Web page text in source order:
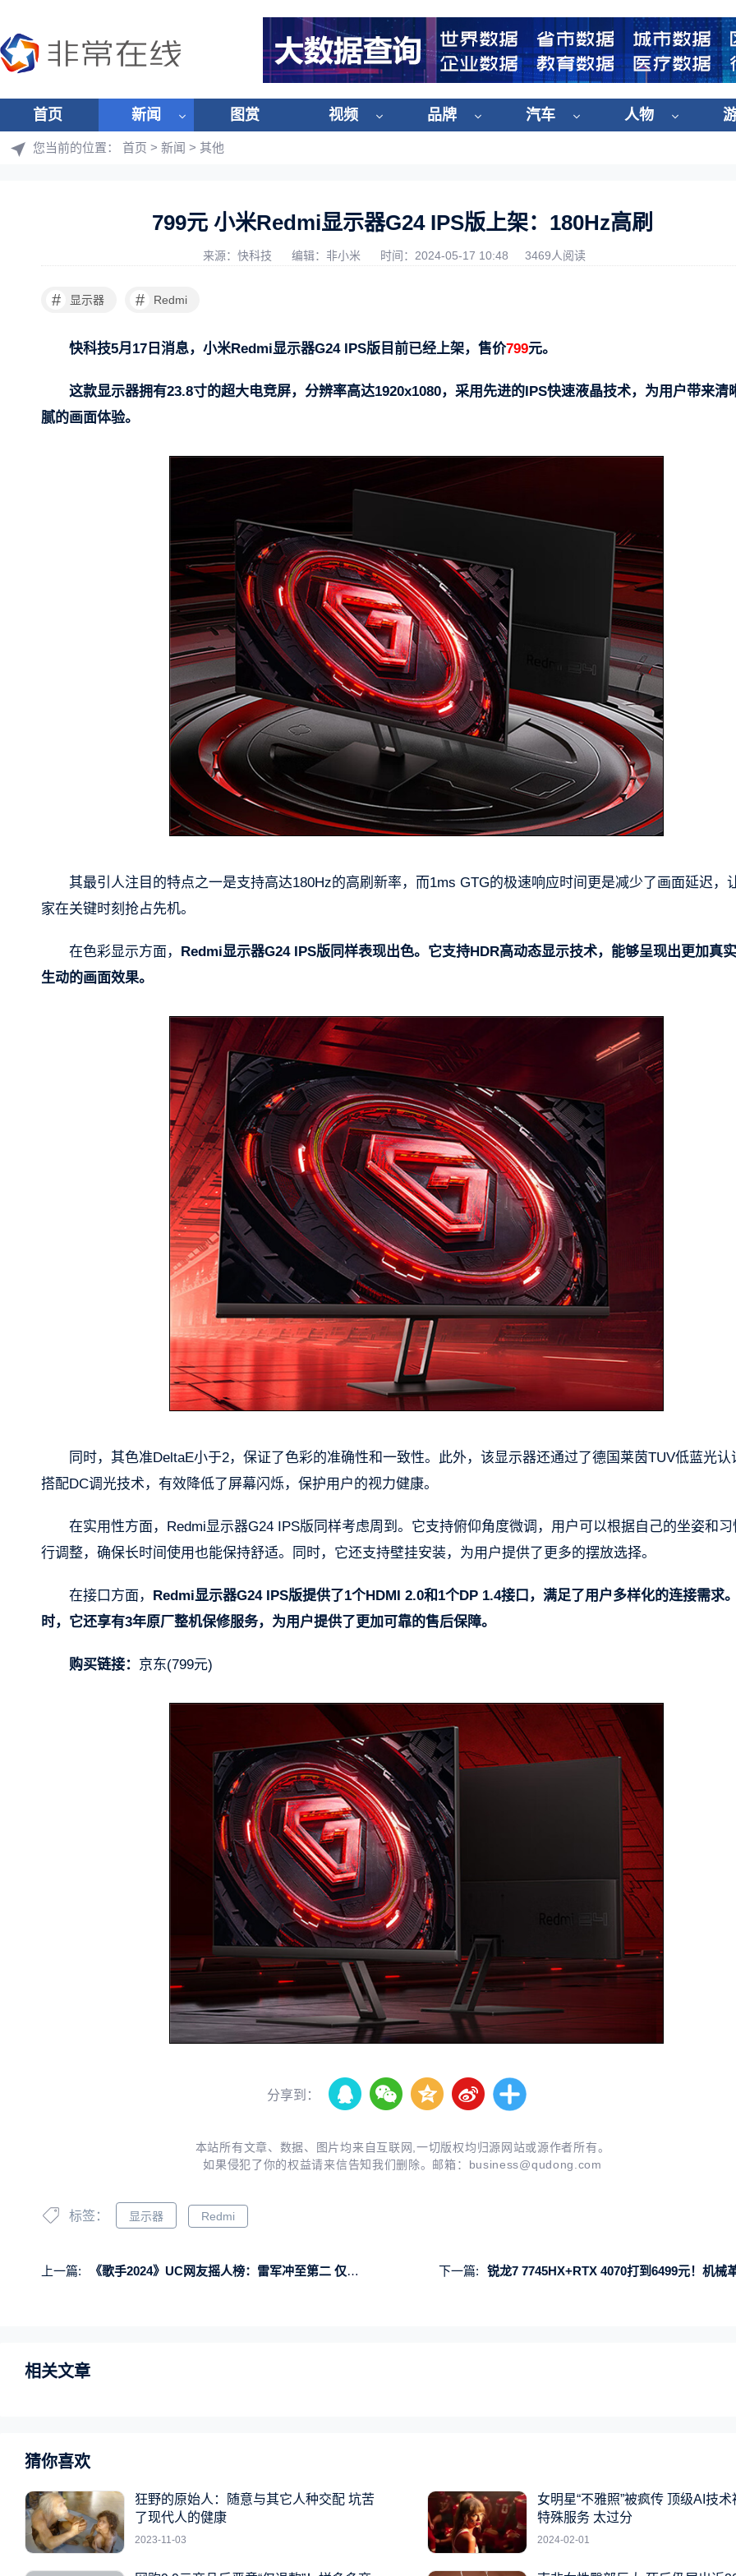
首页 新闻 图赏 视频 品牌 汽车 人物
您当前的位置： 首页 > 新闻 > 其他
799元 小米Redmi显示器G24 IPS版上架：180Hz高刷
来源：快科技 编辑：非小米 时间：2024-05-17 10:48 3469人阅读
# 显示器 # Redmi
快科技5月17日消息，小米Redmi显示器G24 IPS版目前已经上架，售价799元。
这款显示器拥有23.8寸的超大电竞屏，分辨率高达1920x1080，采用先进的IPS快速液晶技术，为用户带来清
腻的画面体验。
其最引人注目的特点之一是支持高达180Hz的高刷新率，而1ms GTG的极速响应时间更是减少了画面延迟，
家在关键时刻抢占先机。
在色彩显示方面， Redmi显示器G24 IPS版同样表现出色。它支持HDR高动态显示技术，能够呈现出更加真实
生动的画面效果。
同时，其色准DeltaE小于2，保证了色彩的准确性和一致性。此外，该显示器还通过了德国莱茵TUV低蓝光认
搭配DC调光技术，有效降低了屏幕闪烁，保护用户的视力健康。
在实用性方面，Redmi显示器G24 IPS版同样考虑周到。它支持俯仰角度微调，用户可以根据自己的坐姿和习
行调整，确保长时间使用也能保持舒适。同时，它还支持壁挂安装，为用户提供了更多的摆放选择。
在接口方面， Redmi显示器G24 IPS版提供了1个HDMI 2.0和1个DP 1.4接口，满足了用户多样化的连接需求
时，它还享有3年原厂整机保修服务，为用户提供了更加可靠的售后保障。
购买链接： 京东(799元)
分享到：
本站所有文章、数据、图片均来自互联网,一切版权均归源网站或源作者所有。
如果侵犯了你的权益请来信告知我们删除。邮箱： business@qudong.com
标签： 显示器 Redmi
上一篇: 《歌手2024》UC网友摇人榜：雷军冲至第二 仅次于韩红 下一篇: 锐龙7 7745HX+RTX 4070打到6499元！机械革命蛟龙16 Pro新配
相关文章
猜你喜欢
狂野的原始人：随意与其它人种交配 坑苦
了现代人的健康
2023-11-03
女明星“不雅照”被疯传 顶级AI技
特殊服务 太过分
2024-02-01